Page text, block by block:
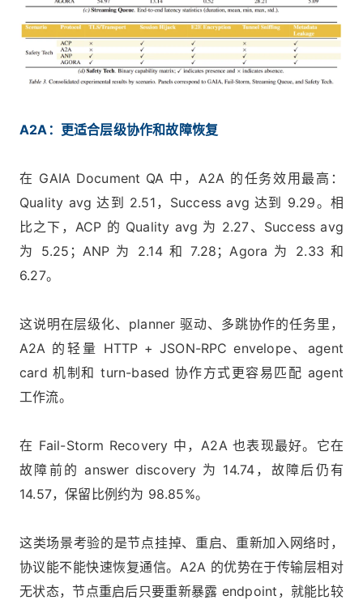
A2A：更适合层级协作和故障恢复
在 GAIA Document QA 中，A2A 的任务效用最高：
Quality avg 达到 2.51，Success avg 达到 9.29。相
比之下，ACP 的 Quality avg 为 2.27、Success avg
为 5.25；ANP 为 2.14 和 7.28；Agora 为 2.33 和
6.27。
这说明在层级化、planner 驱动、多跳协作的任务里，
A2A 的轻量 HTTP + JSON-RPC envelope、agent
card 机制和 turn-based 协作方式更容易匹配 agent
工作流。
在 Fail-Storm Recovery 中，A2A 也表现最好。它在
故障前的 answer discovery 为 14.74，故障后仍有
14.57，保留比例约为 98.85%。
这类场景考验的是节点挂掉、重启、重新加入网络时，
协议能不能快速恢复通信。A2A 的优势在于传输层相对
无状态，节点重启后只要重新暴露 endpoint，就能比较